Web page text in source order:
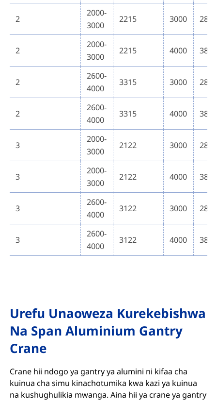
2
2000-
3000
2215 3000 2800
2
2000-
3000
2215 4000 3800
2
2600-
4000
3315 3000 2800
2
2600-
4000
3315 4000 3800
3
2000-
3000
2122 3000 2800
3
2000-
3000
2122 4000 3800
3
2600-
4000
3122 3000 2800
3
2600-
4000
3122 4000 3800
Urefu Unaoweza Kurekebishwa
Na Span Aluminium Gantry
Crane
Crane hii ndogo ya gantry ya alumini ni kifaa cha
kuinua cha simu kinachotumika kwa kazi ya kuinua
na kushughulikia mwanga. Aina hii ya crane ya gantry